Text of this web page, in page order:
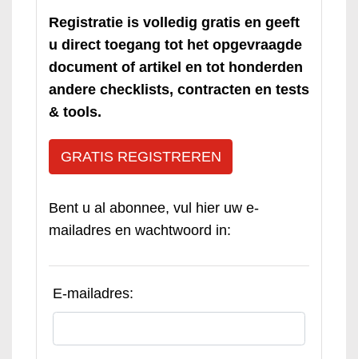
Registratie is volledig gratis en geeft
u direct toegang tot het opgevraagde
document of artikel en tot honderden
andere checklists, contracten en tests
& tools.
GRATIS REGISTREREN
Bent u al abonnee, vul hier uw e-
mailadres en wachtwoord in:
E-mailadres: